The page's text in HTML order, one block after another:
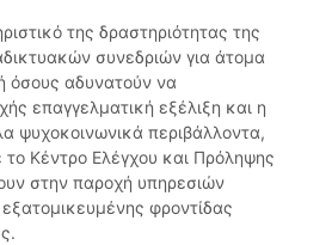
της δραστηριότητας της
συνεδριών για άτομα
όσους αδυνατούν να
επαγγελματική εξέλιξη και η
ψυχοκοινωνικά περιβάλλοντα,
Κέντρο Ελέγχου και Πρόληψης
στην παροχή υπηρεσιών
φροντίδας